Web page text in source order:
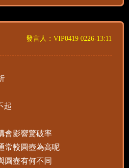
發言人：VIP0419 0226-13:11
起
會影響驚破率
常較圓壺為高呢
圓壺有何不同